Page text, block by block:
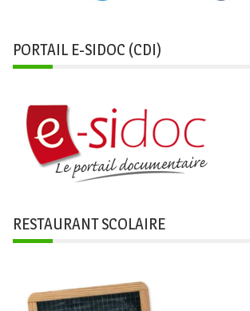
PORTAIL E-SIDOC (CDI)
RESTAURANT SCOLAIRE